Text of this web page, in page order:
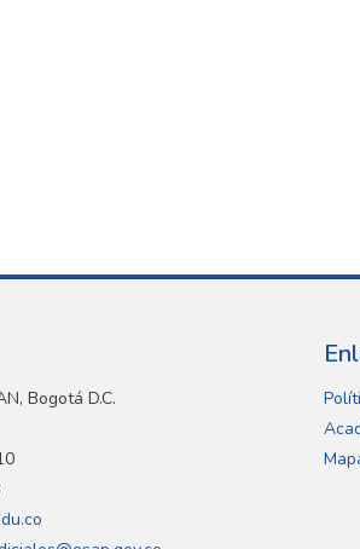
Bogotá D.C.